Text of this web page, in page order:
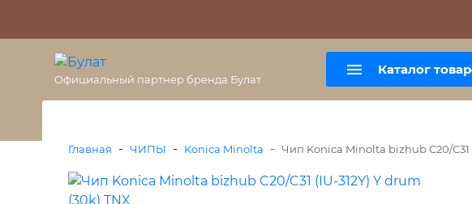
+7 (495) 477-56-25
Официальный партнер бренда Булат
Каталог
Главная - ЧИПЫ - Konica Minolta - Чип Konica Minolta bizhub C20/C31